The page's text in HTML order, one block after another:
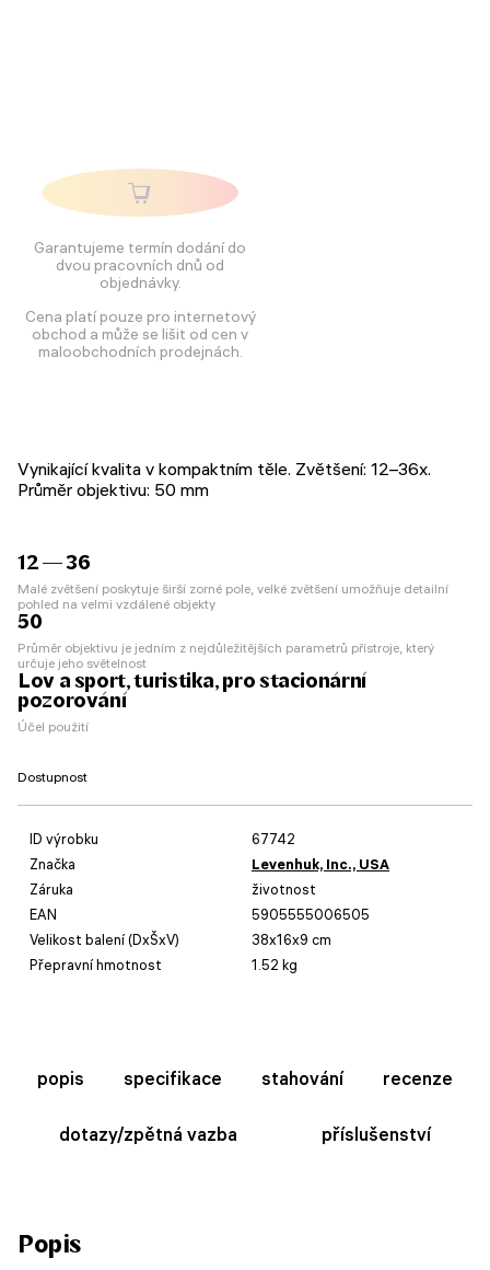
Garantujeme termín dodání do
dvou pracovních dnů od
objednávky.
Cena platí pouze pro internetový
obchod a může se lišit od cen v
maloobchodních prodejnách.
Vynikající kvalita v kompaktním těle. Zvětšení: 12–36x.
Průměr objektivu: 50 mm
12 — 36
Malé zvětšení poskytuje širší zorné pole, velké zvětšení umožňuje detailní
pohled na velmi vzdálené objekty
50
Průměr objektivu je jedním z nejdůležitějších parametrů přístroje, který
určuje jeho světelnost
Lov a sport, turistika, pro stacionární
pozorování
Účel použití
Dostupnost
ID výrobku
67742
Značka
Levenhuk, Inc., USA
Záruka
životnost
EAN
5905555006505
Velikost balení (DxŠxV)
38x16x9 cm
Přepravní hmotnost
1.52 kg
popis specifikace stahování recenze
dotazy/zpětná vazba příslušenství
Popis